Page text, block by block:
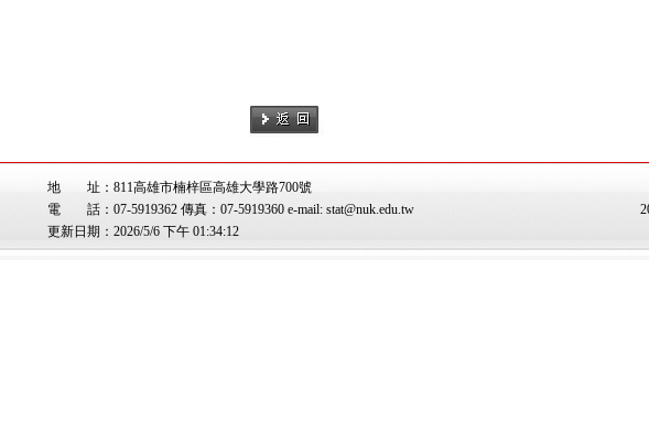
地 址：811高雄市楠梓區高雄大學路700號
電 話：07-5919362 傳真：07-5919360 e-mail: stat@nuk.edu.tw
更新日期：2026/5/6 下午 01:34:12